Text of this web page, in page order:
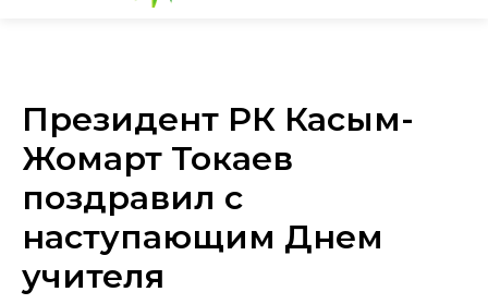
Президент РК Касым-
Жомарт Токаев
поздравил с
наступающим Днем
учителя